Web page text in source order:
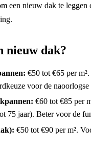
een nieuw dak te leggen
nieuw dak?
€50 tot €65 per
voor de
€60 tot €85 per
75 jaar). Beter voor de
€50 tot €90 per m².